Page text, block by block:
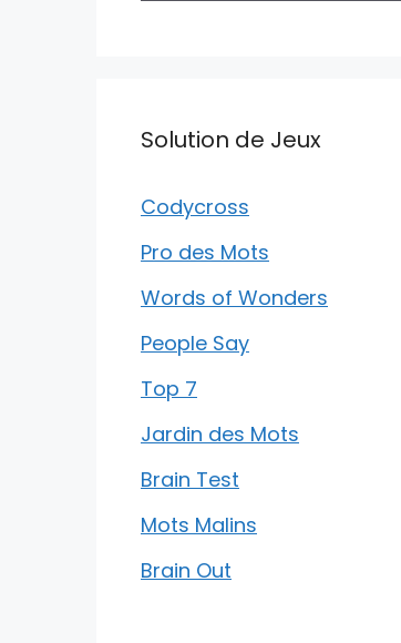
Solution de Jeux
Codycross
Pro des Mots
Words of Wonders
People Say
Top 7
Jardin des Mots
Brain Test
Mots Malins
Brain Out